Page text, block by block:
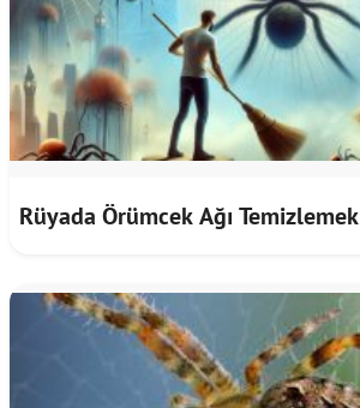
Rüyada Örümcek Ağı Temizlemek